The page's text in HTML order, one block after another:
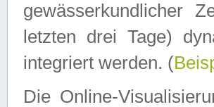
gewässerkundlicher
letzten drei Tage)
integriert werden. (
Die Online-